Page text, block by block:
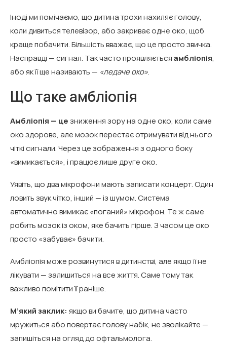
Іноді ми помічаємо, що дитина трохи нахиляє голову,
коли дивиться телевізор, або закриває одне око, щоб
краще побачити. Більшість вважає, що це просто звичка.
Насправді — сигнал. Так часто проявляєтьсяамбліопія,
або як її ще називають — «ледаче око».
Що таке амбліопія
Амбліопія — цезниження зору на одне око, коли саме
око здорове, але мозок перестає отримувати від нього
чіткі сигнали. Через це зображення з одного боку
«вимикається», і працює лише друге око.
Уявіть, що два мікрофони мають записати концерт. Один
ловить звук чітко, інший — із шумом. Система
автоматично вимикає «поганий» мікрофон. Те ж саме
робить мозок із оком, яке бачить гірше. З часом це око
просто «забуває» бачити.
Амбліопія може розвинутися в дитинстві, але якщо її не
лікувати — залишиться на все життя. Саме тому так
важливо помітити її раніше.
М’який заклик: якщо ви бачите, що дитина часто
мружиться або повертає голову набік, не зволікайте —
запишіться на огляд до офтальмолога.